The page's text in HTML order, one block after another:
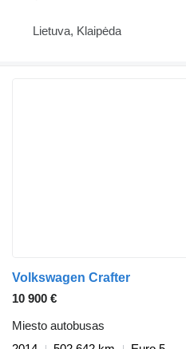
Lietuva, Klaipėda
Volkswagen Crafter
10 900 €
Miesto autobusas